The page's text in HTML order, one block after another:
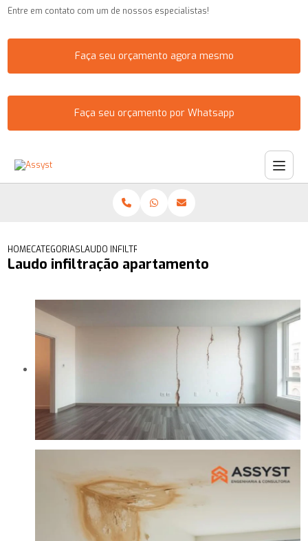
Entre em contato com um de nossos especialistas!
Faça seu orçamento agora mesmo
Faça seu orçamento por Whatsapp
HOMECATEGORIASLAUDO INFILTRAÇÃO APARTAMENTO
Laudo infiltração apartamento